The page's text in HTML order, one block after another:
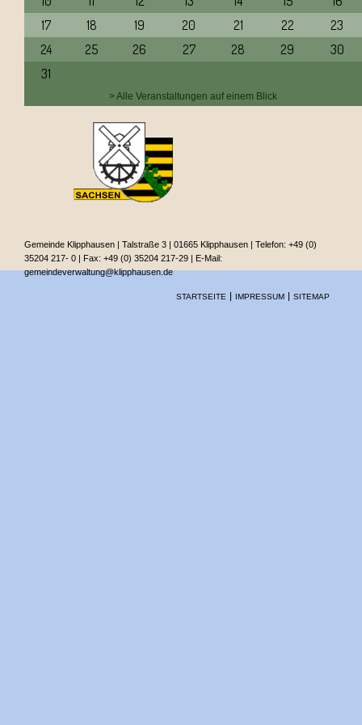
17
18 19 20 21 22
23
24
25 26 27 28 29
30
31
> Alle Veranstaltungen auf einem Blick
Gemeinde Klipphausen | Talstraße 3 | 01665 Klipphausen | Telefon: +49 (0)
35204 217- 0 | Fax: +49 (0) 35204 217-29 | E-Mail:
gemeindeverwaltung@klipphausen.de
Navigation
STARTSEITE IMPRESSUM SITEMAP